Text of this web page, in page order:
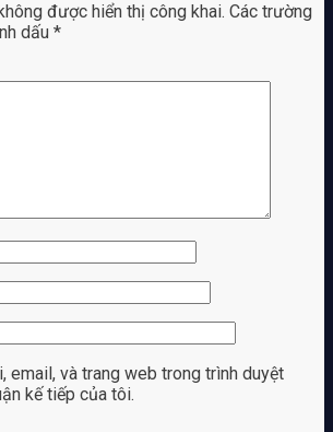
được hiển thị công khai. Các trường
dấu *
email, và trang web trong trình duyệt
kế tiếp của tôi.